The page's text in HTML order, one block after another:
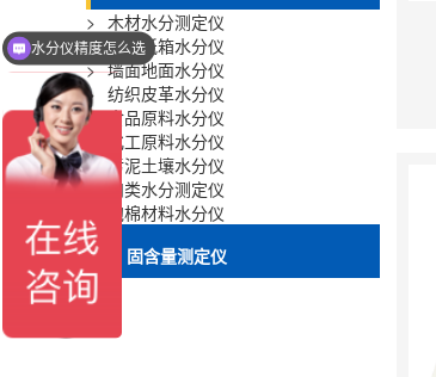
> 木材水分测定仪
> 纸张纸箱水分仪
> 墙面地面水分仪
> 纺织皮革水分仪
> 食品原料水分仪
化工原料水分仪
> 污泥土壤水分仪
> 肉类水分测定仪
泡棉材料水分仪
固含量测定仪
水分仪精度怎么选